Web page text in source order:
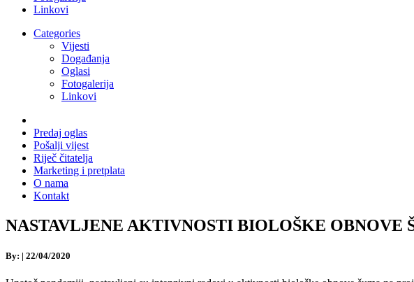
Linkovi
Categories
Vijesti
Događanja
Oglasi
Fotogalerija
Linkovi
Predaj oglas
Pošalji vijest
Riječ čitatelja
Marketing i pretplata
O nama
Kontakt
NASTAVLJENE AKTIVNOSTI BIOLOŠKE OBNOVE
By: | 22/04/2020